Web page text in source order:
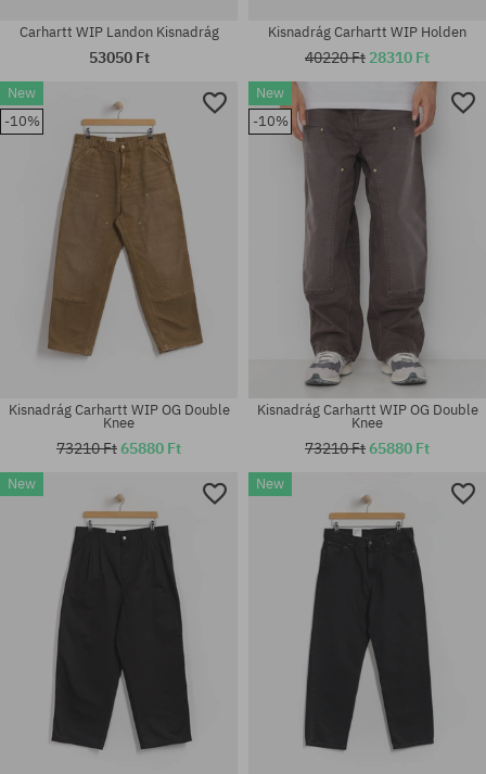
Elérhető méretek:
S; M; L; XL
Elérhető méretek:
30; 31; 32; 33
Elérhető méretek:
30; 31; 32; 33; 34; 36
Carhartt WIP Landon Kisnadrág
53050 Ft
Elérhető méretek:
Kisnadrág Carhartt WIP Holden
40220 Ft 28310 Ft
New
-10%
Kisnadrág Carhartt WIP OG Double
Knee
73210 Ft65880 Ft
New
-10%
Kisnadrág Carhartt WIP OG Double
Knee
73210 Ft65880 Ft
New New